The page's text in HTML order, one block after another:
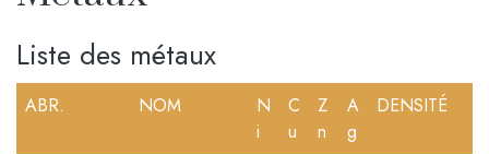
Liste des métaux
ABR. NOM
N
i
C
u
Z
n
A
g
DENSITÉ